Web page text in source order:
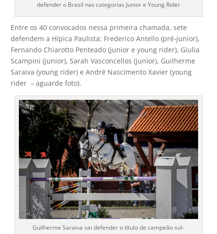
defender o Brasil nas categorias Junior e Young Rider
Entre os 40 convocados nessa primeira chamada, sete
defendem a Hípica Paulista: Frederico Antello (pré-junior),
Fernando Chiarotto Penteado (junior e young rider), Giulia
Scampini (junior), Sarah Vasconcellos (junior), Guilherme
Saraiva (young rider) e André Nascimento Xavier (young
rider – aguarde foto).
Guilherme Saraiva vai defender o título de campeão sul-